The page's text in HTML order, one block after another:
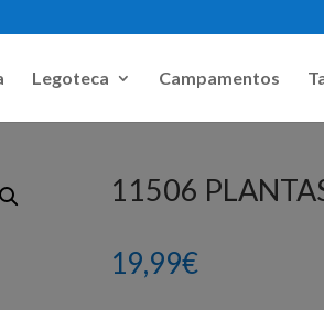
Legoteca Campamentos
11506
19,99€